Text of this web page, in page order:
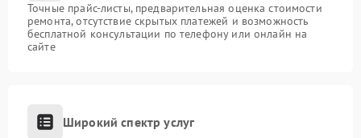
Точные прайс-листы, предварительная оценка стоимости
ремонта, отсутствие скрытых платежей и возможность
бесплатной консультации по телефону или онлайн на
сайте
Широкий спектр услуг